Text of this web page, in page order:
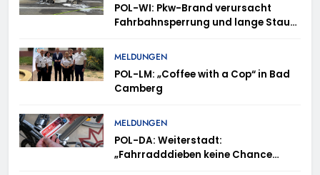
POL-WI: Pkw-Brand verursacht
Fahrbahnsperrung und lange Staus
MELDUNGEN
POL-LM: „Coffee with a Cop“ in Bad
Camberg
MELDUNGEN
POL-DA: Weiterstadt:
„Fahrradddieben keine Chance